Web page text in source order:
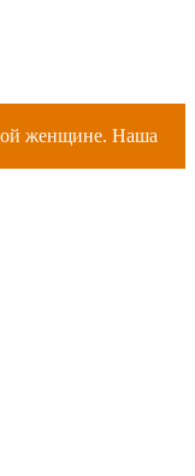
женщине. Наша